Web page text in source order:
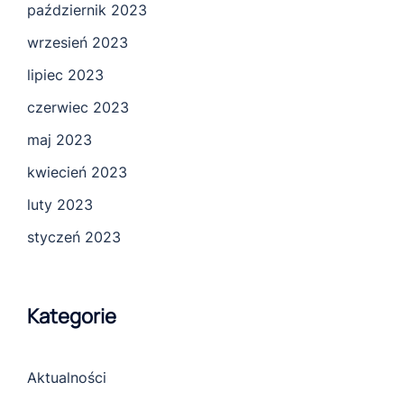
październik 2023
wrzesień 2023
lipiec 2023
czerwiec 2023
maj 2023
kwiecień 2023
luty 2023
styczeń 2023
Kategorie
Aktualności